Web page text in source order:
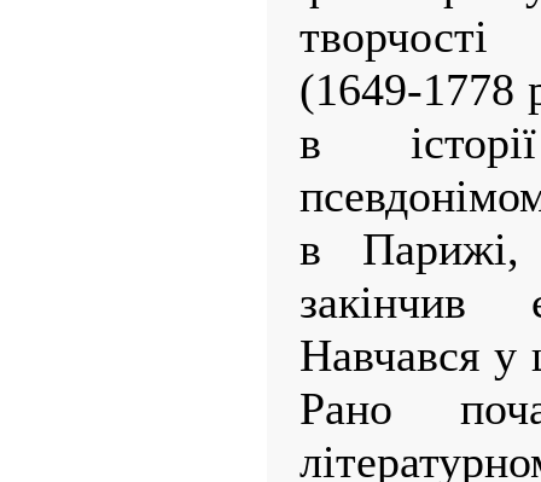
(1649-1778
в
в Парижі,
закінчив
Навчався у
Рано